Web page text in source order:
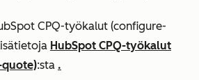
CPQ-työkalut (configure-
HubSpot CPQ-työkalut
:sta .